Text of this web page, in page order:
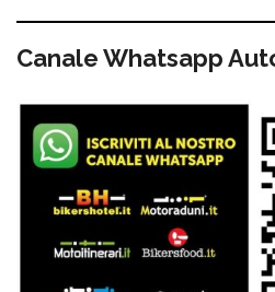
Canale Whatsapp